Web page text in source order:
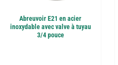
Abreuvoir E21 en acier
inoxydable avec valve à tuyau
3/4 pouce